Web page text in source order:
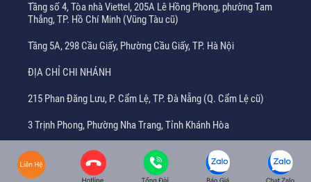
Tầng số 4, Tòa nhà Viettel, 205A Lê Hồng Phong, phường Tam
Thắng, TP. Hồ Chí Minh (Vũng Tàu cũ)
Tầng 5A, 298 Cầu Giấy, Phường Cầu Giấy, TP. Hà Nội
ĐỊA CHỈ CHI NHÁNH
215 Phan Đăng Lưu, P. Cẩm Lệ, TP. Đà Nẵng (Q. Cẩm Lệ cũ)
3 Trịnh Phong, Phường Nha Trang, Tỉnh Khánh Hòa